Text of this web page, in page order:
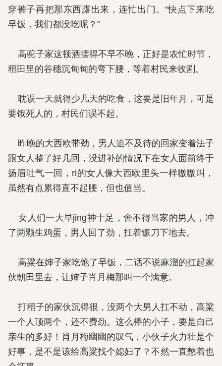
穿裤子再把那东西露出来，连忙出门。“快点下来吃
早饭，我们都没吃呢？”
高驼子家这顿酒摆得不早不晚，正好是农忙时节，
稻田里的谷穗沉甸甸的弯下腰，等着村民来收割。
耽误一天就得少几天的吃食，这要是旧年月，可是
要饿死人的，村民们误不起。
昨晚的大西欧带劲，男人迫不及待的回家变着法子
跟女人整了好几回，没进补的情况下在女人面前终于
扬眉吐气一回，ri的女人像大西欧里头一样嗷嗷叫，
虽然有点累得直不起腰，但也值当。
女人们一大早jing神十足，舍不得当家的男人，冲
了两颗生鸡蛋，男人回了劲，扛着镰刀下地去。
高粱在婶子家吃饱了早饭，二话不说麻溜的扛起家
伙朝田里去，让婶子肖月梅那叫一个满意。
打稻子的家伙沉得很，没两个大男人扛不动，高粱
一个人顶两个，还不费劲。这么棒的小子，要是自己
亲生的多好！肖月梅幽幽的叹气，小伙子火力壮是个
好事，是不是该给高粱找个媳妇了？不然一直憋着也